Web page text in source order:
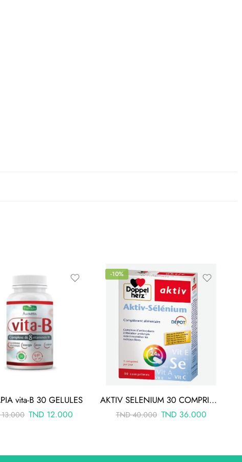
vita-B 30 GELULES
13.000 TND 12.000
-10%
AKTIV SELENIUM 30 COMPRIMÉS
TND40.000 TND36.000